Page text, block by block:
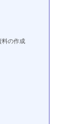
料の作成